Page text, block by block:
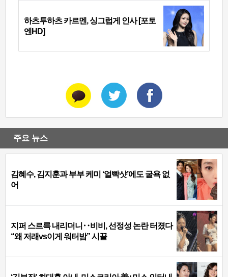
하츠투하츠 카르멘, 싱그럽게 인사 [포토
엔HD]
주요 뉴스
김혜수, 김지훈과 부부 케미 ‘얼빡샷’에도 굴욕 없
어
지퍼 스르륵 내리더니‥비비, 선정성 논란 터졌다
“왜 저래vs이게 워터밤” 시끌